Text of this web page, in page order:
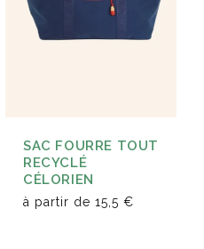
SAC FOURRE TOUT
RECYCLÉ
CÉLORIEN
à partir de 15,5 €